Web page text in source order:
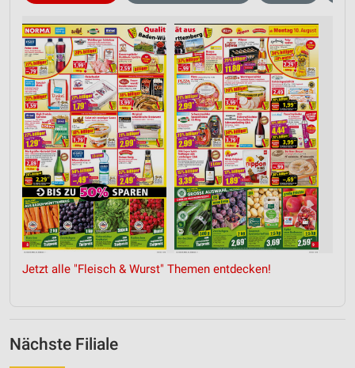
Jetzt alle "Fleisch & Wurst" Themen entdecken!
Nächste Filiale